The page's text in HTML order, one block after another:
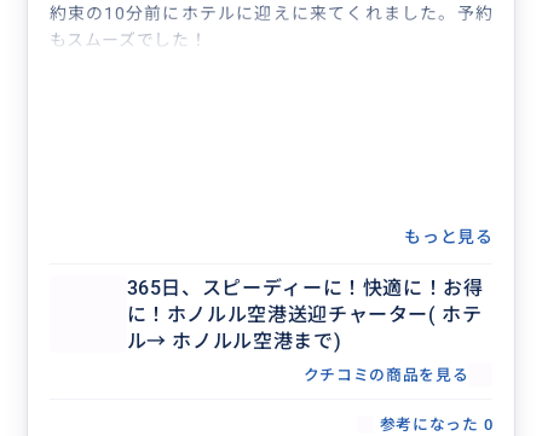
約束の10分前にホテルに迎えに来てくれました。予約
もスムーズでした！
もっと見る
365日、スピーディーに！快適に！お得
に！ホノルル空港送迎チャーター( ホテ
ル→ ホノルル空港まで)
クチコミの商品を見る
参考になった 0